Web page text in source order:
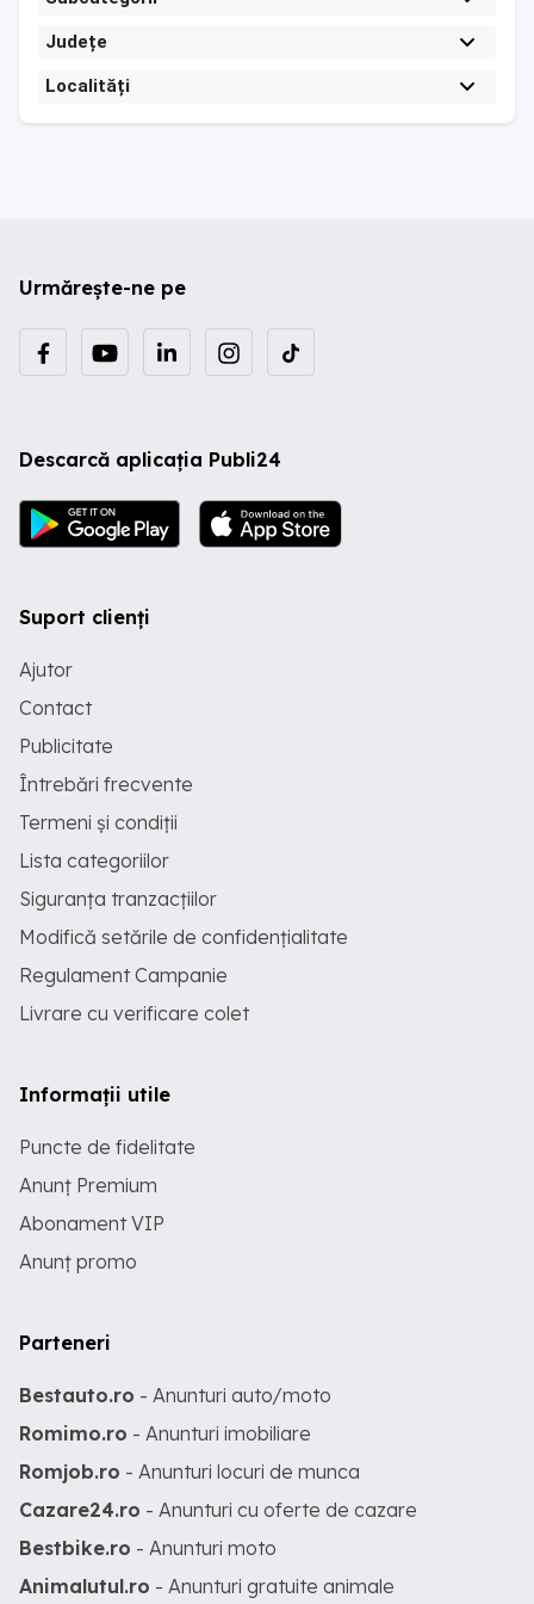
Județe
Localități
Urmărește-ne pe
Descarcă aplicația Publi24
Suport clienți
Ajutor
Contact
Publicitate
Întrebări frecvente
Termeni și condiții
Lista categoriilor
Siguranța tranzacțiilor
Modifică setările de confidențialitate
Regulament Campanie
Livrare cu verificare colet
Informații utile
Puncte de fidelitate
Anunț Premium
Abonament VIP
Anunț promo
Parteneri
Bestauto.ro - Anunturi auto/moto
Romimo.ro - Anunturi imobiliare
Romjob.ro - Anunturi locuri de munca
Cazare24.ro - Anunturi cu oferte de cazare
Bestbike.ro - Anunturi moto
Animalutul.ro - Anunturi gratuite animale